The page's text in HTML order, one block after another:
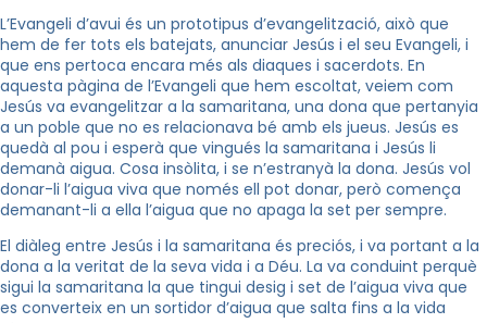
L’Evangeli d’avui és un prototipus d’evangelització, això que
hem de fer tots els batejats, anunciar Jesús i el seu Evangeli, i
que ens pertoca encara més als diaques i sacerdots. En
aquesta pàgina de l’Evangeli que hem escoltat, veiem com
Jesús va evangelitzar a la samaritana, una dona que pertanyia
a un poble que no es relacionava bé amb els jueus. Jesús es
quedà al pou i esperà que vingués la samaritana i Jesús li
demanà aigua. Cosa insòlita, i se n’estranyà la dona. Jesús vol
donar-li l’aigua viva que només ell pot donar, però comença
demanant-li a ella l’aigua que no apaga la set per sempre.
El diàleg entre Jesús i la samaritana és preciós, i va portant a la
dona a la veritat de la seva vida i a Déu. La va conduint perquè
sigui la samaritana la que tingui desig i set de l’aigua viva que
es converteix en un sortidor d’aigua que salta fins a la vida